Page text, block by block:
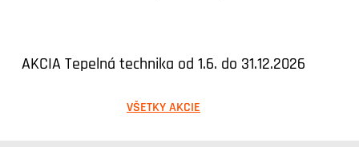
AKCIA Tepelná technika od 1.6. do 31.12.2026
VŠETKY AKCIE